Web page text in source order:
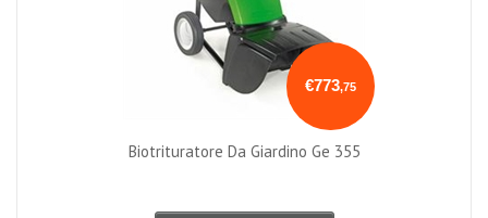
€773,75
Biotrituratore Da Giardino Ge 355